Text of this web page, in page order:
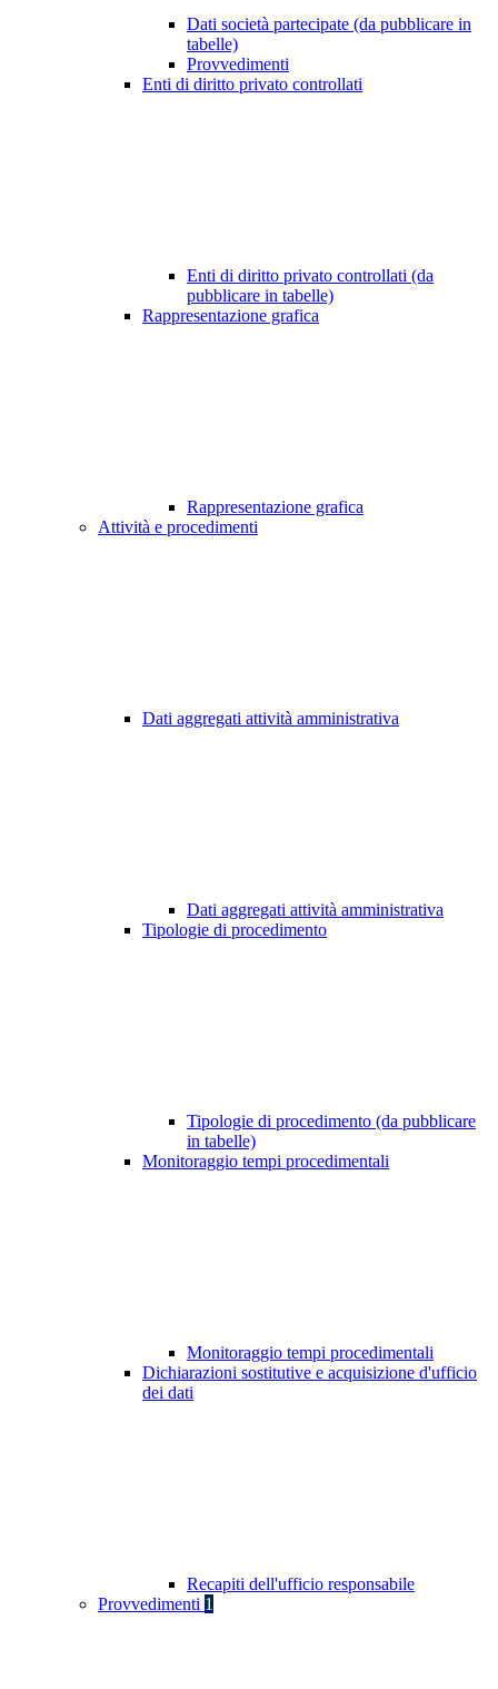
Dati società partecipate (da pubblicare in
tabelle)
Provvedimenti
Enti di diritto privato controllati
Enti di diritto privato controllati (da
pubblicare in tabelle)
Rappresentazione grafica
Rappresentazione grafica
Attività e procedimenti
Dati aggregati attività amministrativa
Dati aggregati attività amministrativa
Tipologie di procedimento
Tipologie di procedimento (da pubblicare
in tabelle)
Monitoraggio tempi procedimentali
Monitoraggio tempi procedimentali
Dichiarazioni sostitutive e acquisizione d'ufficio
dei dati
Recapiti dell'ufficio responsabile
Provvedimenti 1